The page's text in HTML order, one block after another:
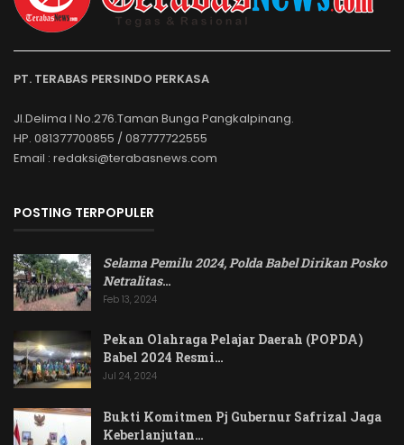
PT. TERABAS PERSINDO PERKASA
Jl.Delima I No.276.Taman Bunga Pangkalpinang.
HP. 081377700855 / 087777722555
Email : redaksi@terabasnews.com
POSTING TERPOPULER
Selama Pemilu 2024, Polda Babel Dirikan Posko
Netralitas…
Feb 13, 2024
Pekan Olahraga Pelajar Daerah (POPDA)
Babel 2024 Resmi…
Jul 24, 2024
Bukti Komitmen Pj Gubernur Safrizal Jaga
Keberlanjutan…